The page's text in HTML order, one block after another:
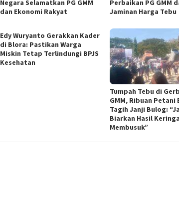
Negara Selamatkan PG GMM
dan Ekonomi Rakyat
Perbaikan PG GMM
Jaminan Harga Tebu
Edy Wuryanto Gerakkan Kader
di Blora: Pastikan Warga
Miskin Tetap Terlindungi BPJS
Kesehatan
Tumpah Tebu di
GMM, Ribuan Petani
Tagih Janji Bulog:
Biarkan Hasil
Membusuk”